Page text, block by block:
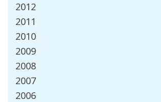
2012
2011
2010
2009
2008
2007
2006